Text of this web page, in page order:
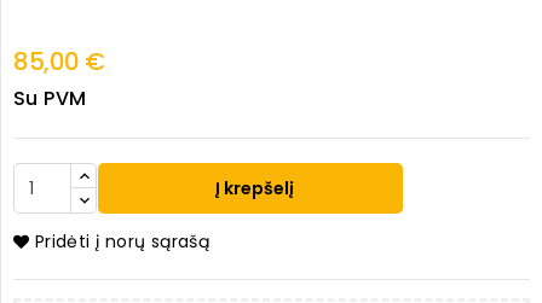
85,00 €
Su PVM
Į krepšelį
Pridėti į norų sąrašą